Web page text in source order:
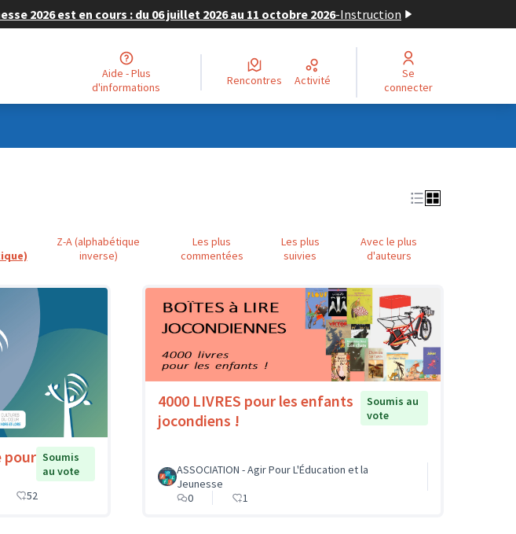
2026 est en cours : du 06 juillet 2026 au 11 octobre 2026-Instruction
Aide - Plus
d'informations
Rencontres Activité
Se
connecter
Z-A (alphabétique
inverse)
Les plus
commentées
Les plus
suivies
Avec le plus
d'auteurs
pour Soumis
au vote
52
4000 LIVRES pour les enfants
jocondiens !
Soumis au
vote
ASSOCIATION - Agir Pour L'Éducation et la
Jeunesse
0
1